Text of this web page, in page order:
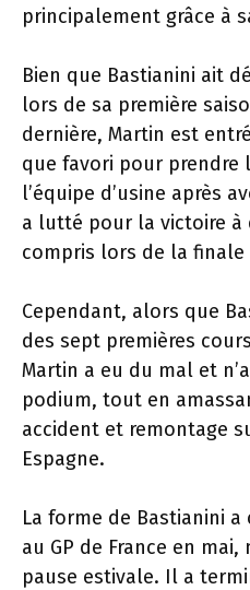
principalement grâce à
Bien que Bastianini ait
lors de sa première
dernière, Martin est
que favori pour prendre
l’équipe d’usine après
a lutté pour la victoire à
compris lors de la finale
Cependant, alors que
des sept premières
Martin a eu du mal et
podium, tout en
accident et remontage
Espagne.
La forme de Bastianini
au GP de France en
pause estivale. Il a